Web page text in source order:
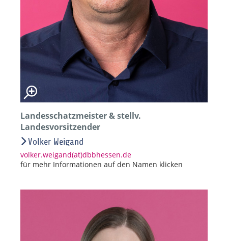
Landesschatzmeister & stellv.
Landesvorsitzender
Volker Weigand
volker.weigand(at)dbbhessen.de
für mehr Informationen auf den Namen klicken